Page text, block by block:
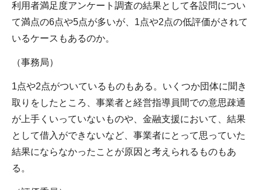
利用者満足度アンケート調査の結果として各設問につい
て満点の6点や5点が多いが、1点や2点の低評価がされて
いるケースもあるのか。
（事務局）
1点や2点がついているものもある。いくつか団体に聞き
取りをしたところ、事業者と経営指導員間での意思疎通
が上手くいっていないものや、金融支援において、結果
として借入ができないなど、事業者にとって思っていた
結果にならなかったことが原因と考えられるものもあ
る。